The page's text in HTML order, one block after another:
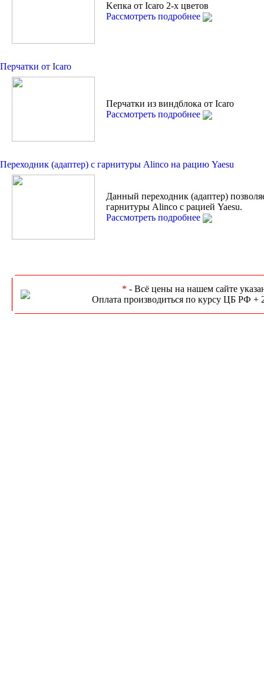
Kепкa от Icaro 2-х цветов
Рассмотреть подробнее
Перчатки от Icaro
Перчатки из виндблока от Icaro
Рассмотреть подробнее
Переходник (адаптер) с гарнитуры Alinco на рацию Yaesu
Данный переходник (адаптер)
гарнитуры Alinco с рацией Yaesu.
Рассмотреть подробнее
* - Всё цены на нашем сайте
Оплата производиться по курсу ЦБ РФ +